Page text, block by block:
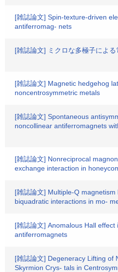
[雑誌論文] Spin-texture-driven
antiferromag- nets
[雑誌論文] ミクロな多極子によ
[雑誌論文] Magnetic hedgehog
noncentrosymmetric metals
[雑誌論文] Spontaneous
noncollinear antiferromagnets
[雑誌論文] Nonreciprocal
exchange interaction in
[雑誌論文] Multiple-Q
biquadratic interactions in mo-
[雑誌論文] Anomalous Hall effect
antiferromagnets
[雑誌論文] Degeneracy Lifting of
Skyrmion Crys- tals in